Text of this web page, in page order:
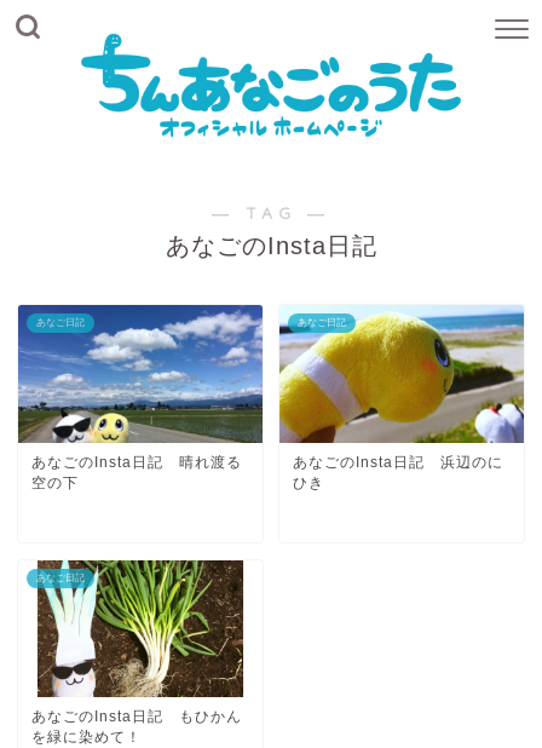
― TAG ―
あなごのInsta日記
あなご日記
あなごのInsta日記 晴れ渡る
空の下
あなご日記
あなごのInsta日記 浜辺のに
ひき
あなご日記
あなごのInsta日記 もひかん
を緑に染めて！